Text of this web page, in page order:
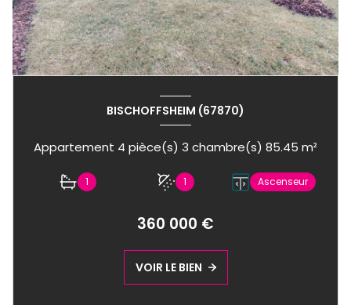
BISCHOFFSHEIM (67870)
Appartement 4 pièce(s) 3 chambre(s) 85.45 m²
1 1 Ascenseur
360 000 €
VOIR LE BIEN